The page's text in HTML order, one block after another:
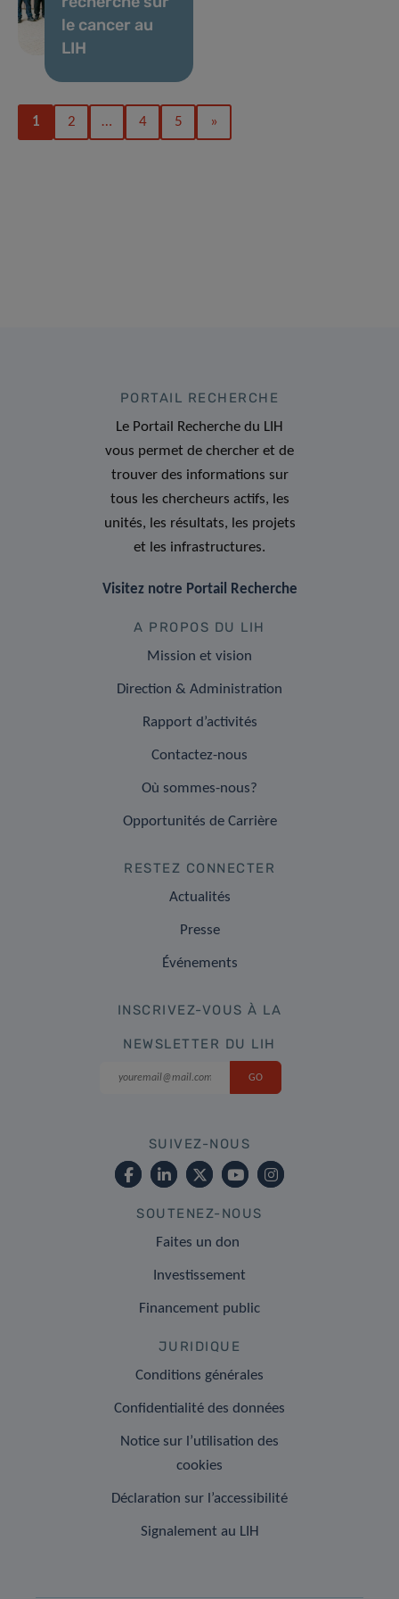
le cancer au
LIH
1 2 … 4 5 »
PORTAIL RECHERCHE
Le Portail Recherche du LIH
vous permet de chercher et de
trouver des informations sur
tous les chercheurs actifs, les
unités, les résultats, les projets
et les infrastructures.
Visitez notre Portail Recherche
A PROPOS DU LIH
Mission et vision
Direction & Administration
Rapport d’activités
Contactez-nous
Où sommes-nous?
Opportunités de Carrière
RESTEZ CONNECTER
Actualités
Presse
Événements
INSCRIVEZ-VOUS À LA
NEWSLETTER DU LIH
SUIVEZ-NOUS
SOUTENEZ-NOUS
Faites un don
Investissement
Financement public
JURIDIQUE
Conditions générales
Confidentialité des données
Notice sur l’utilisation des
cookies
Déclaration sur l’accessibilité
Signalement au LIH